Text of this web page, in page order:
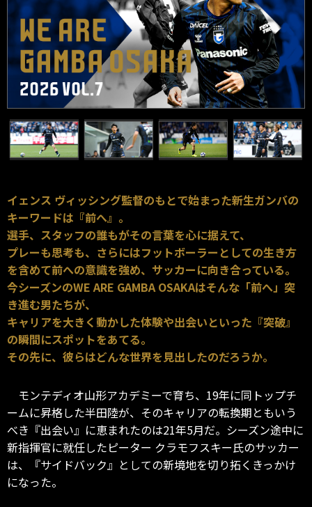
イェンス ヴィッシング監督のもとで始まった新生ガンバの
キーワードは『前へ』。
選手、スタッフの誰もがその言葉を心に据えて、
プレーも思考も、さらにはフットボーラーとしての生き方
を含めて前への意識を強め、サッカーに向き合っている。
今シーズンのWE ARE GAMBA OSAKAはそんな「前へ」突
き進む男たちが、
キャリアを大きく動かした体験や出会いといった『突破』
の瞬間にスポットをあてる。
その先に、彼らはどんな世界を見出したのだろうか。
モンテディオ山形アカデミーで育ち、19年に同トップチ
ームに昇格した半田陸が、そのキャリアの転換期ともいう
べき『出会い』に恵まれたのは21年5月だ。シーズン途中に
新指揮官に就任したピーター クラモフスキー氏のサッカー
は、『サイドバック』としての新境地を切り拓くきっかけ
になった。